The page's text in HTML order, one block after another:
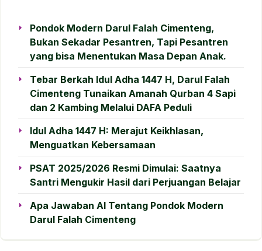
Pondok Modern Darul Falah Cimenteng,
Bukan Sekadar Pesantren, Tapi Pesantren
yang bisa Menentukan Masa Depan Anak.
Tebar Berkah Idul Adha 1447 H, Darul Falah
Cimenteng Tunaikan Amanah Qurban 4 Sapi
dan 2 Kambing Melalui DAFA Peduli
Idul Adha 1447 H: Merajut Keikhlasan,
Menguatkan Kebersamaan
PSAT 2025/2026 Resmi Dimulai: Saatnya
Santri Mengukir Hasil dari Perjuangan Belajar
Apa Jawaban AI Tentang Pondok Modern
Darul Falah Cimenteng